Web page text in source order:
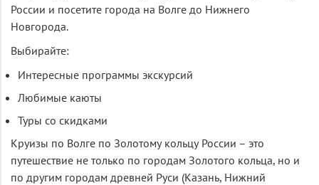
России и посетите города на Волге до Нижнего
Новгорода.
Выбирайте:
Интересные программы экскурсий
Любимые каюты
Туры со скидками
Круизы по Волге по Золотому кольцу России – это
путешествие не только по городам Золотого кольца, но и
по другим городам древней Руси (Казань, Нижний